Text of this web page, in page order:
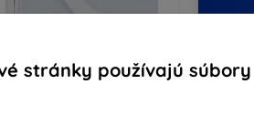
stránky používajú súbory